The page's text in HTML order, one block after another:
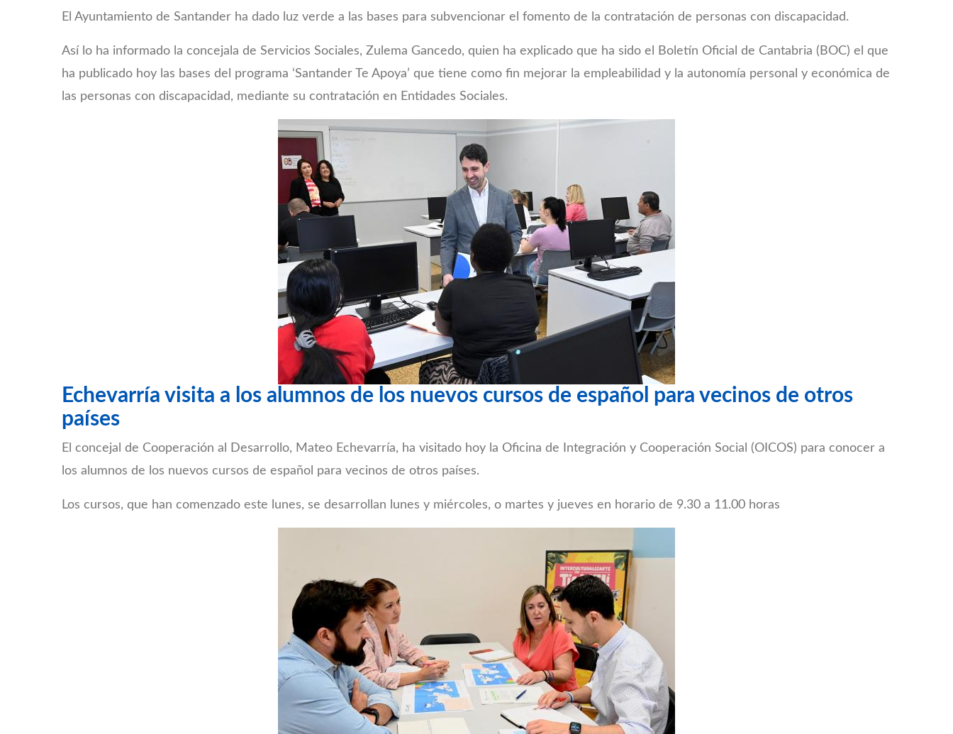
El Ayuntamiento de Santander ha dado luz verde a las bases para subvencionar el fomento de la contratación de personas con discapacidad.
Así lo ha informado la concejala de Servicios Sociales, Zulema Gancedo, quien ha explicado que ha sido el Boletín Oficial de Cantabria (BOC) el que
ha publicado hoy las bases del programa ‘Santander Te Apoya’ que tiene como fin mejorar la empleabilidad y la autonomía personal y económica de
las personas con discapacidad, mediante su contratación en Entidades Sociales.
Echevarría visita a los alumnos de los nuevos cursos de español para vecinos de otros
países
El concejal de Cooperación al Desarrollo, Mateo Echevarría, ha visitado hoy la Oficina de Integración y Cooperación Social (OICOS) para conocer a
los alumnos de los nuevos cursos de español para vecinos de otros países.
Los cursos, que han comenzado este lunes, se desarrollan lunes y miércoles, o martes y jueves en horario de 9.30 a 11.00 horas